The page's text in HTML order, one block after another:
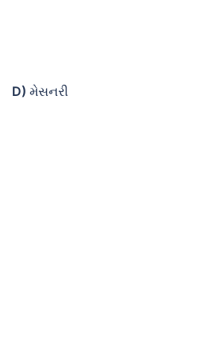
D) મેસનરી